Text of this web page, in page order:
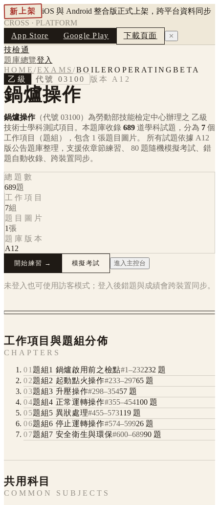
新上架
iOS 與 Android 整合版正式上架，跨平台資料同步
CROSS · PLATFORM
App Store
Google Play 下載頁面 ✕
技檢通
題庫總覽登入
HOME /EXAMS/BOILEROPERATINGBETA
乙級
代號 03100 版本 A12
鍋爐操作
鍋爐操作（代號 03100） 為勞動部技能檢定中心辦理之 乙級
技術士學科測試項目。本題庫收錄 689 道學科試題，分為 7 個
工作項目（題組），包含 1 張題目圖片。 所有試題依據 A12
版公告題庫整理，支援依章節練習、 80 題隨機模擬考試、錯
題自動收錄、跨裝置同步。
總題數
689題
工作項目
7組
題目圖片
1張
題庫版本
A12
開始練習 → 模擬考試 進入主控台
未登入也可使用訪客模式；登入後錯題與成績會跨裝置同步。
工作項目與題組分佈
CHAPTERS
01 題組1 鍋爐啟用前之檢點#1–232232 題
02題組2 起動點火操作#233–29765題
03題組3 升壓操作#298–35457 題
04題組4 正常運轉操作#355–454100題
05題組5 異狀處理#455–573119 題
06題組6 停止運轉操作#574–59926題
07題組7 安全衛生與環保#600–68990 題
共用科目
COMMON SUBJECTS